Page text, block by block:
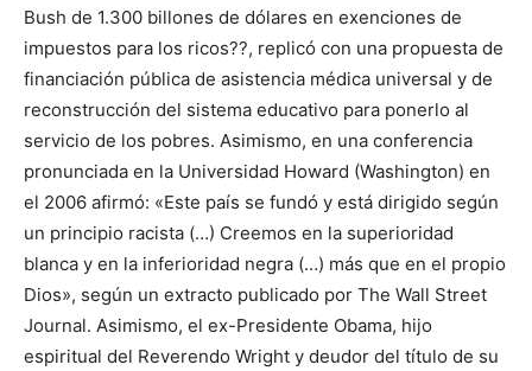
Bush de 1.300 billones de dólares en exenciones de
impuestos para los ricos??, replicó con una propuesta de
financiación pública de asistencia médica universal y de
reconstrucción del sistema educativo para ponerlo al
servicio de los pobres. Asimismo, en una conferencia
pronunciada en la Universidad Howard (Washington) en
el 2006 afirmó: «Este país se fundó y está dirigido según
un principio racista (…) Creemos en la superioridad
blanca y en la inferioridad negra (…) más que en el propio
Dios», según un extracto publicado por The Wall Street
Journal. Asimismo, el ex-Presidente Obama, hijo
espiritual del Reverendo Wright y deudor del título de su